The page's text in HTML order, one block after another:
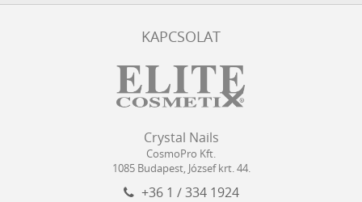
KAPCSOLAT
Nails
Kft.
Crystal Nails
CosmoPro Kft.
1085 Budapest, József krt. 44.
+36 1 / 334 1924